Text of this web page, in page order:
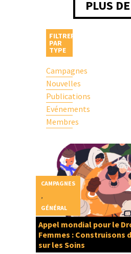
PLUS
FILTRER
PAR
TYPE
Campagnes
Nouvelles
Publications
Evénements
Membres
Appel mondial pour le
Femmes : Construisons
sur les Soins
CAMPAGNES
GÉNÉRAL